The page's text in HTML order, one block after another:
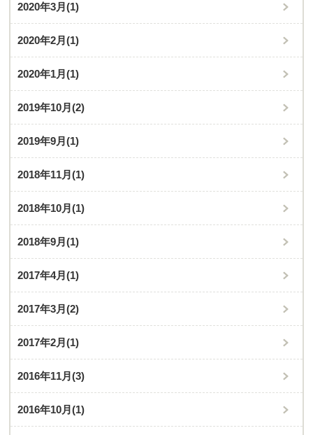
2020年3月(1)
2020年2月(1)
2020年1月(1)
2019年10月(2)
2019年9月(1)
2018年11月(1)
2018年10月(1)
2018年9月(1)
2017年4月(1)
2017年3月(2)
2017年2月(1)
2016年11月(3)
2016年10月(1)